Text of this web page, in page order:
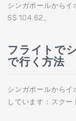
シンガポールからイ
S$ 104.62。
フライトで
で行く方法
シンガポールから
しています：スクー